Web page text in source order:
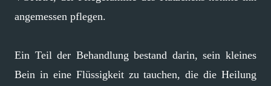
angemessen pflegen.
Ein Teil der Behandlung bestand darin, sein kleines
Bein in eine Flüssigkeit zu tauchen, die die Heilung